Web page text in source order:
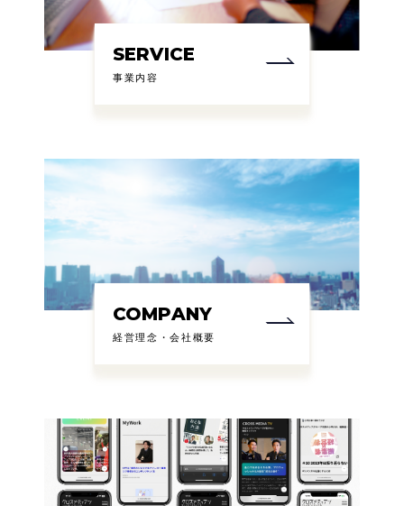
SERVICE
事業内容
COMPANY
経営理念・会社概要